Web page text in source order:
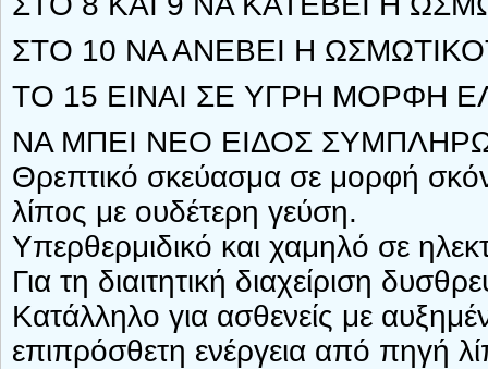
ΣΤΟ 10 ΝΑ ΑΝΕΒΕΙ Η
ΤΟ 15 ΕΙΝΑΙ ΣΕ ΥΓΡΗ ΜΟΡΦΗ
ΝΑ ΜΠΕΙ ΝΕΟ ΕΙΔΟΣ
Θρεπτικό σκεύασμα σε μορφή
λίπος με ουδέτερη γεύση.
Υπερθερμιδικό και χαμηλό σε
Για τη διαιτητική διαχείριση
Κατάλληλο για ασθενείς με
επιπρόσθετη ενέργεια από πηγή